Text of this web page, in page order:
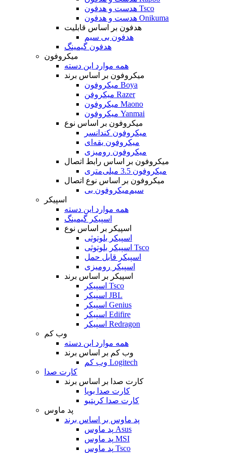
هدست و هدفون Tsco
هدست و هدفون Onikuma
هدفون بر اساس قابلیت
هدفون بی سیم
هدفون گیمینگ
میکروفون
همه موارد این دسته
میکروفون بر اساس برند
میکروفون Boya
میکروفن Razer
میکروفون Maono
میکروفون Yanmai
میکروفون بر اساس نوع
میکروفون کندانسر
میکروفون یقه‌ای
میکروفون رومیزی
میکروفون بر اساس رابط اتصال
میکروفون 3.5 میلی‌متری
میکروفون بر اساس نوع اتصال
میکروفون بی‌‎سیم
اسپیکر
همه موارد این دسته
اسپیکر گیمینگ
اسپیکر بر اساس نوع
اسپیکر بلوتوثی
اسپیکر بلوتوثی Tsco
اسپیکر قابل حمل
اسپیکر رومیزی
اسپیکر بر اساس برند
اسپیکر Tsco
اسپیکر JBL
اسپیکر Genius
اسپیکر Edifire
اسپیکر Redragon
وب کم
همه موارد این دسته
وب کم بر اساس برند
وب کم Logitech
کارت صدا
کارت صدا بر اساس برند
کارت صدا بویا
کارت صدا کریتیو
پد ماوس
پد ماوس بر اساس برند
پد ماوس Asus
پد ماوس MSI
پد ماوس Tsco